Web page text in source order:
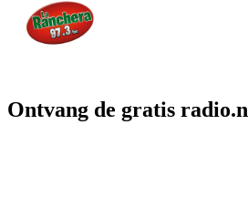
Ontvang de gratis